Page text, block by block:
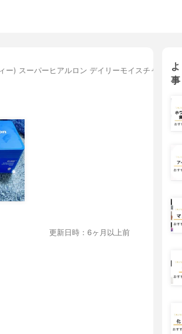
ー) スーパーヒアルロン デイリーモイスチャーマス
更新日時：6ヶ月以上前
事